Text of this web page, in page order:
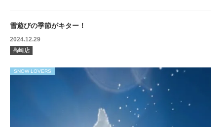
雪遊びの季節がキター！
2024.12.29
高崎店
SNOW LOVERS